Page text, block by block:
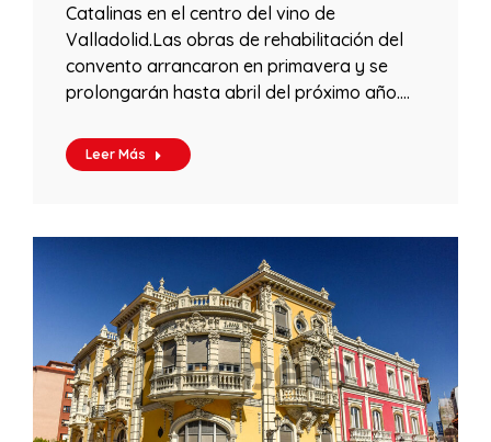
Catalinas en el centro del vino de
Valladolid.Las obras de rehabilitación del
convento arrancaron en primavera y se
prolongarán hasta abril del próximo año.…
Leer Más